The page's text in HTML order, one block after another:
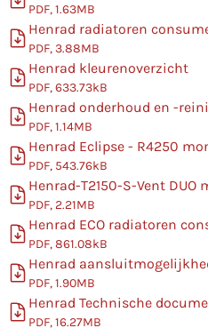
PDF, 1.63MB
Henrad radiatoren
PDF, 3.88MB
Henrad kleurenoverzicht
PDF, 633.73kB
Henrad onderhoud en -
PDF, 1.14MB
Henrad Eclipse - R4250
PDF, 543.76kB
Henrad-T2150-S-Vent
PDF, 2.21MB
Henrad ECO radiatoren
PDF, 861.08kB
Henrad
PDF, 1.90MB
Henrad Technische
PDF, 16.27MB